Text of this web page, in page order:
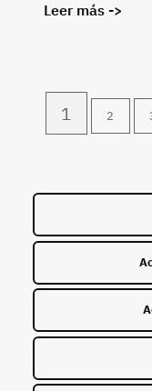
Leer más ->
1 2